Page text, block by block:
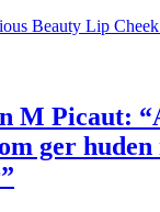
M Picaut:
ger